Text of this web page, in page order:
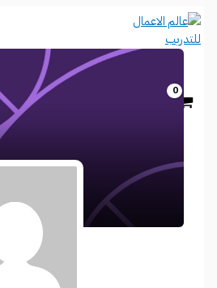
تخطي
إلى
المحتوى